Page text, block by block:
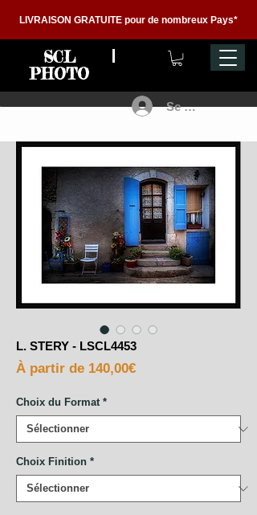
LIVRAISON GRATUITE pour de nombreux Pays*
SCL
PHOTO
Se connecter
L. STERY - LSCL4453
À partir de 140,00€Prix
Choix du Format *
Choix Finition *